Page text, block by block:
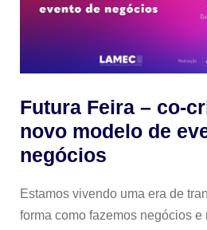
Futura Feira – co-
novo modelo de
negócios
Estamos vivendo uma era de
forma como fazemos negócios e